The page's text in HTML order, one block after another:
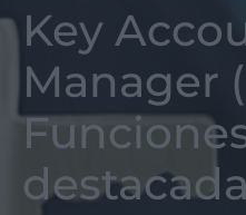
Key
Manager